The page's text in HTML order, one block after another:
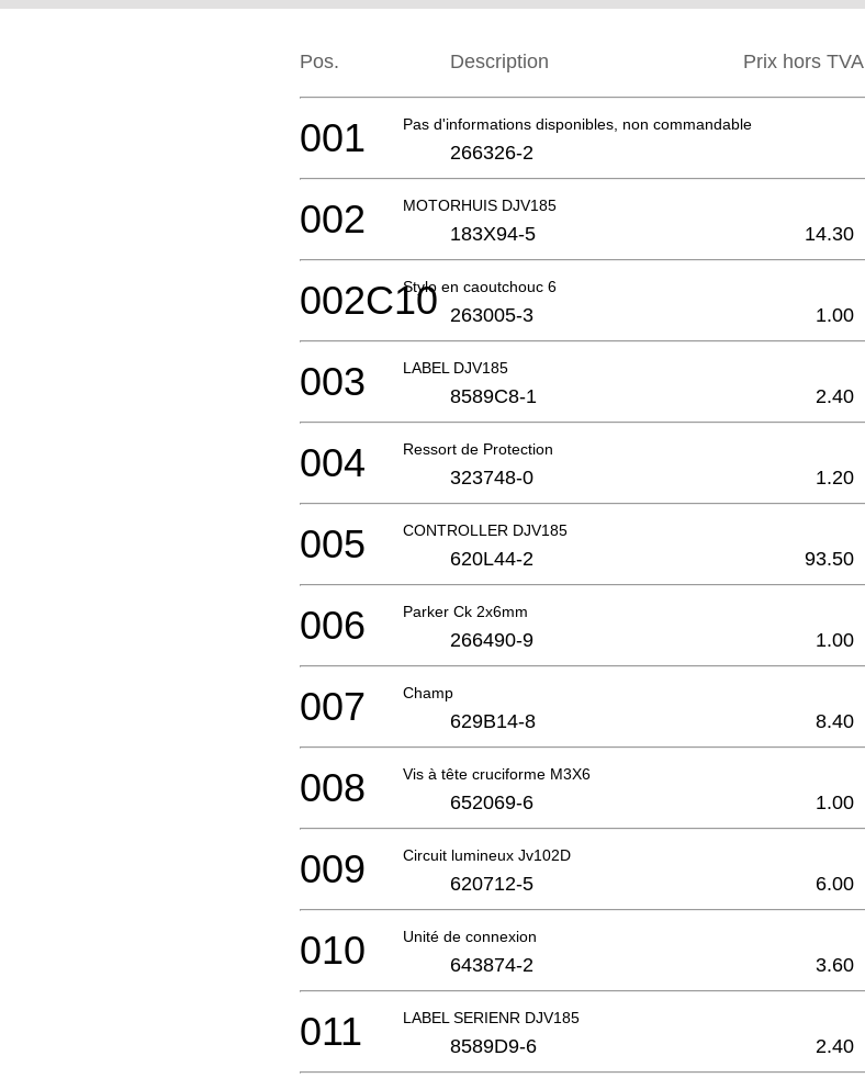
Pos. Description Prix hors TVA
Pas d'informations disponibles, non commandable
001 266326-2
MOTORHUIS DJV185
002 183X94-5 14.30
Stylo en caoutchouc 6
002C10 263005-3 1.00
LABEL DJV185
003 8589C8-1 2.40
Ressort de Protection
004 323748-0 1.20
CONTROLLER DJV185
005 620L44-2 93.50
Parker Ck 2x6mm
006 266490-9 1.00
Champ
007 629B14-8 8.40
Vis à tête cruciforme M3X6
008 652069-6 1.00
Circuit lumineux Jv102D
009 620712-5 6.00
Unité de connexion
010 643874-2 3.60
LABEL SERIENR DJV185
011 8589D9-6 2.40